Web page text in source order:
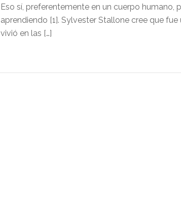
Eso sí, preferentemente en un cuerpo humano,
aprendiendo [1]. Sylvester Stallone cree que
vivió en las […]